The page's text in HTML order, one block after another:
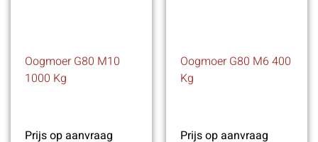
Oogmoer G80 M10
1000 Kg
Prijs op aanvraag
Oogmoer G80 M6 400
Kg
Prijs op aanvraag